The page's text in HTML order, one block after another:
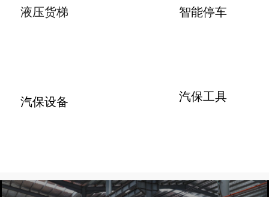
智能停车
汽保设备 汽保工具
液压货梯